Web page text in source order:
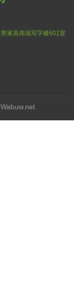
家具商场写字楼601室